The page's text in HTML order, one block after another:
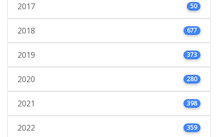
2017 50
2018 677
2019 373
2020 280
2021 398
2022 359